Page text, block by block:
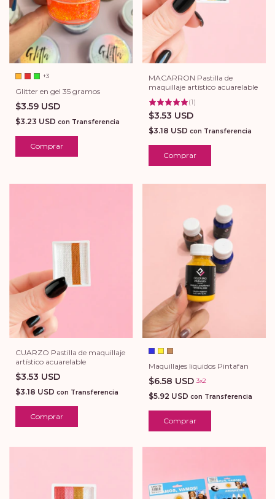
+3
Glitter en gel 35 gramos
$3.59 USD
$3.23 USD con Transferencia
Comprar
MACARRON Pastilla de
maquillaje artístico acuarelable
(1)
$3.53 USD
$3.18 USD con Transferencia
CUARZO Pastilla de maquillaje
artístico acuarelable
$3.53 USD
$3.18 USD con Transferencia
Maquillajes liquidos Pintafan
$6.58 USD 3x2
$5.92 USD con Transferencia
Comprar